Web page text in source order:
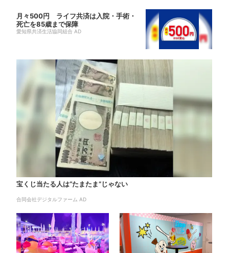
月々500円 ライフ共済は入院・手術・
死亡を85歳まで保障
愛知県共済生活協同組合 AD
宝くじ当たる人は“たまたま”じゃない
合同会社デジタルファーム AD